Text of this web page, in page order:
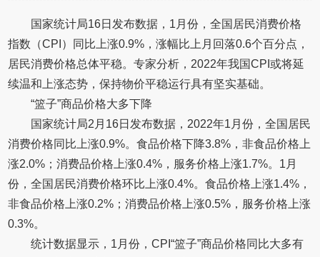
国家统计局16日发布数据，1月份，全国居民消费价格
指数（CPI）同比上涨0.9%，涨幅比上月回落0.6个百分点，
居民消费价格总体平稳。专家分析，2022年我国CPI或将延
续温和上涨态势，保持物价平稳运行具有坚实基础。
“篮子”商品价格大多下降
国家统计局2月16日发布数据，2022年1月份，全国居民
消费价格同比上涨0.9%。食品价格下降3.8%，非食品价格上
涨2.0%；消费品价格上涨0.4%，服务价格上涨1.7%。1月
份，全国居民消费价格环比上涨0.4%。食品价格上涨1.4%，
非食品价格上涨0.2%；消费品价格上涨0.5%，服务价格上涨
0.3%。
统计数据显示，1月份，CPI“篮子”商品价格同比大多有